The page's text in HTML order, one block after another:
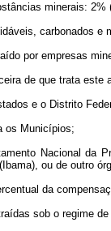
minerais:
carbonados
por empresas
de que trata este
e o Distrito
os Municípios;
Nacional da
ou de outro
da
sob o regime